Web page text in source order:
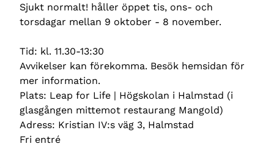
Sjukt normalt! håller öppet tis, ons- och
torsdagar mellan 9 oktober - 8 november.
Tid: kl. 11.30-13:30
Avvikelser kan förekomma. Besök hemsidan för
mer information.
Plats: Leap for Life | Högskolan i Halmstad (i
glasgången mittemot restaurang Mangold)
Adress: Kristian IV:s väg 3, Halmstad
Fri entré